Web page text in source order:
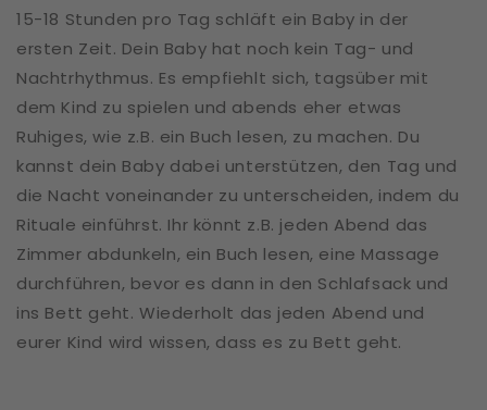
15-18 Stunden pro Tag schläft ein Baby in der
ersten Zeit. Dein Baby hat noch kein Tag- und
Nachtrhythmus. Es empfiehlt sich, tagsüber mit
dem Kind zu spielen und abends eher etwas
Ruhiges, wie z.B. ein Buch lesen, zu machen. Du
kannst dein Baby dabei unterstützen, den Tag und
die Nacht voneinander zu unterscheiden, indem du
Rituale einführst. Ihr könnt z.B. jeden Abend das
Zimmer abdunkeln, ein Buch lesen, eine Massage
durchführen, bevor es dann in den Schlafsack und
ins Bett geht. Wiederholt das jeden Abend und
eurer Kind wird wissen, dass es zu Bett geht.